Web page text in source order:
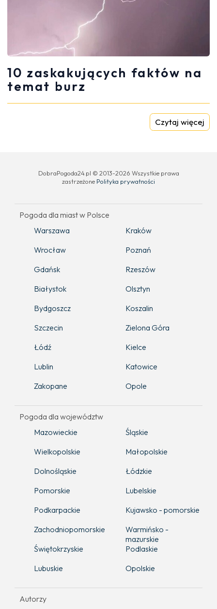
10 zaskakujących faktów na
temat burz
Czytaj więcej
DobraPogoda24.pl © 2013-2026 Wszystkie prawa
zastrzeżone Polityka prywatności
Pogoda dla miast w Polsce
Warszawa
Kraków
Wrocław
Poznań
Gdańsk
Rzeszów
Białystok
Olsztyn
Bydgoszcz
Koszalin
Szczecin
Zielona Góra
Łódź
Kielce
Lublin
Katowice
Zakopane
Opole
Pogoda dla województw
Mazowieckie
Śląskie
Wielkopolskie
Małopolskie
Dolnośląskie
Łódzkie
Pomorskie
Lubelskie
Podkarpackie
Kujawsko - pomorskie
Zachodniopomorskie
Warmińsko -
mazurskie
Świętokrzyskie
Podlaskie
Lubuskie
Opolskie
Autorzy